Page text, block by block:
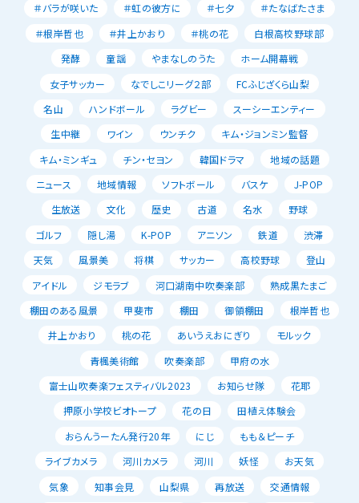
＃バラが咲いた
＃虹の彼方に ＃七夕
＃たなばたさま
＃根岸哲也
＃井上かおり ＃桃の花
白根高校野球部
発酵
童謡 やまなしのうた
ホーム開幕戦
女子サッカー
なでしこリーグ２部
FCふじざくら山梨
名山
ハンドボール ラグビー
スーシーエンティー
生中継
ワイン ウンチク
キム・ジョンミン監督
キム・ミンギュ
チン・セヨン 韓国ドラマ
地域の話題
ニュース
地域情報 ソフトボール バスケ
J-POP
生放送
文化 歴史 古道 名水
野球
ゴルフ
隠し湯 K-POP アニソン 鉄道
渋滞
天気
風景美 将棋 サッカー 高校野球
登山
アイドル
ジモラブ 河口湖南中吹奏楽部
熟成黒たまご
棚田のある風景
甲斐市 棚田 御領棚田
根岸哲也
井上かおり
桃の花 あいうえおにぎり
モルック
青楓美術館
吹奏楽部
甲府の水
富士山吹奏楽フェスティバル2023
お知らせ隊
花耶
押原小学校ビオトープ
花の日
田植え体験会
おらんうーたん発行20年
にじ
もも＆ピーチ
ライブカメラ
河川カメラ 河川 妖怪
お天気
気象
知事会見 山梨県 再放送
交通情報